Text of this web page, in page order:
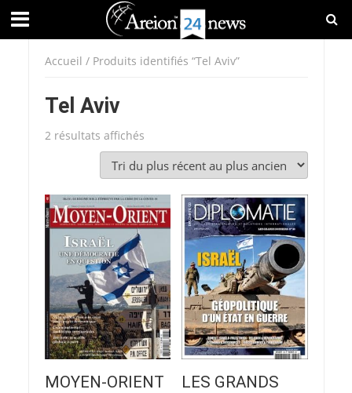
Accueil / Produits identifiés “Tel Aviv”
Tel Aviv
2 résultats affichésTrié
du
plus
récent
au
plus
ancien
MOYEN-ORIENT
LES GRANDS